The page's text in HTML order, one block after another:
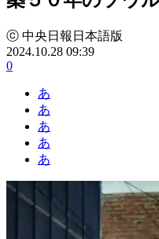
ⓒ 中央日報日本語版
2024.10.28 09:39
0
あ
あ
あ
あ
あ